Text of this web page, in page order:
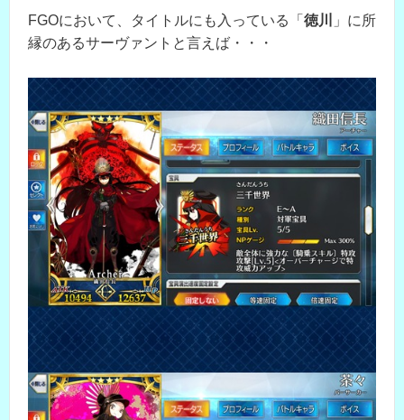
FGOにおいて、タイトルにも入っている「 徳川
」に所
縁のあるサーヴァントと言えば・・・